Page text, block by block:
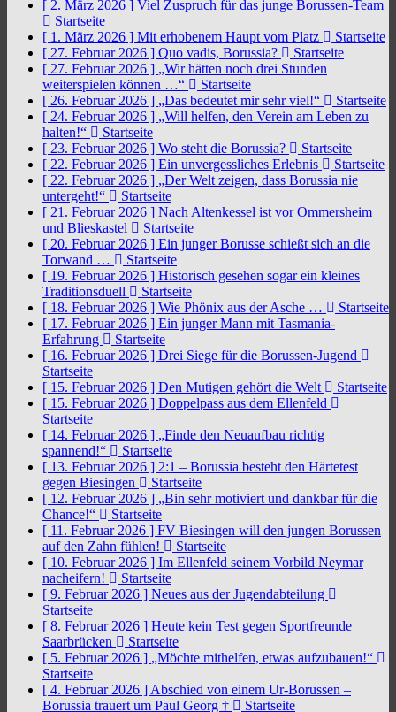
[ 2. März 2026 ] Viel Zuspruch für das junge Borussen-Team
Startseite
[ 1. März 2026 ] Mit erhobenem Haupt vom Platz
Startseite
[ 27. Februar 2026 ] Quo vadis, Borussia?
Startseite
[ 27. Februar 2026 ] „Wir hätten noch drei Stunden
weiterspielen können …“
Startseite
[ 26. Februar 2026 ] „Das bedeutet mir sehr viel!“
Startseite
[ 24. Februar 2026 ] „Will helfen, den Verein am Leben zu
halten!“
Startseite
[ 23. Februar 2026 ] Wo steht die Borussia?
Startseite
[ 22. Februar 2026 ] Ein unvergessliches Erlebnis
Startseite
[ 22. Februar 2026 ] „Der Welt zeigen, dass Borussia nie
untergeht!“
Startseite
[ 21. Februar 2026 ] Nach Altenkessel ist vor Ommersheim
und Blieskastel
Startseite
[ 20. Februar 2026 ] Ein junger Borusse schießt sich an die
Torwand …
Startseite
[ 19. Februar 2026 ] Historisch gesehen sogar ein kleines
Traditionsduell
Startseite
[ 18. Februar 2026 ] Wie Phönix aus der Asche …
Startseite
[ 17. Februar 2026 ] Ein junger Mann mit Tasmania-
Erfahrung
Startseite
[ 16. Februar 2026 ] Drei Siege für die Borussen-Jugend
Startseite
[ 15. Februar 2026 ] Den Mutigen gehört die Welt
Startseite
[ 15. Februar 2026 ] Doppelpass aus dem Ellenfeld
Startseite
[ 14. Februar 2026 ] „Finde den Neuaufbau richtig
spannend!“
Startseite
[ 13. Februar 2026 ] 2:1 – Borussia besteht den Härtetest
gegen Biesingen
Startseite
[ 12. Februar 2026 ] „Bin sehr motiviert und dankbar für die
Chance!“
Startseite
[ 11. Februar 2026 ] FV Biesingen will den jungen Borussen
auf den Zahn fühlen!
Startseite
[ 10. Februar 2026 ] Im Ellenfeld seinem Vorbild Neymar
nacheifern!
Startseite
[ 9. Februar 2026 ] Neues aus der Jugendabteilung
Startseite
[ 8. Februar 2026 ] Heute kein Test gegen Sportfreunde
Saarbrücken
Startseite
[ 5. Februar 2026 ] „Möchte mithelfen, etwas aufzubauen!“
Startseite
[ 4. Februar 2026 ] Abschied von einem Ur-Borussen –
Borussia trauert um Paul Georg †
Startseite